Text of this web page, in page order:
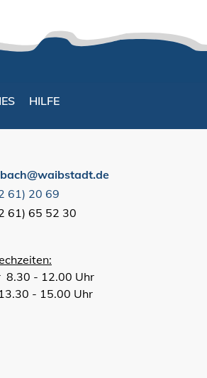
HILFE
61) 20 69
61) 65 52 30
8.30 - 12.00 Uhr
- 15.00 Uhr